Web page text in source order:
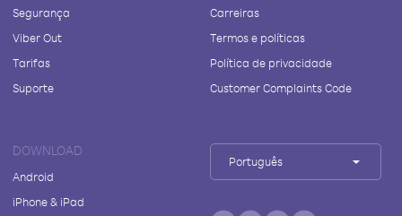
Segurança
Viber Out
Tarifas
Suporte
Carreiras
Termos e políticas
Política de privacidade
Customer Complaints Code
DOWNLOAD
Android
iPhone & iPad
Português